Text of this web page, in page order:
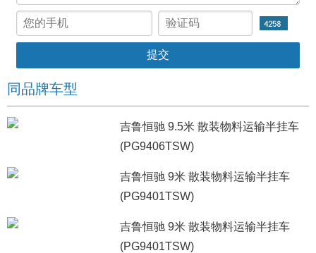
同品牌车型
吉鲁恒驰 9.5米 散装物料运输半挂车
(PG9406TSW)
吉鲁恒驰 9米 散装物料运输半挂车
(PG9401TSW)
吉鲁恒驰 9米 散装物料运输半挂车
(PG9401TSW)